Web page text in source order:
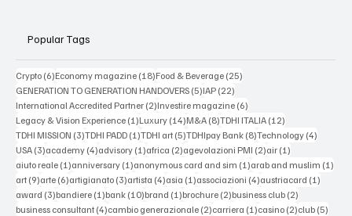
Popular Tags
Crypto (6)6 posts
Economy magazine (18)18 posts
Food & Beverage (25)25 posts
GENERATION TO GENERATION HANDOVERS (5)5 posts
IAP (22)22 posts
International Accredited Partner (2)2 posts
Investire magazine (6)6 posts
Legacy & Vision Experience (1)1 post
Luxury (14)14 posts
M&A (8)8 posts
TDHI ITALIA (12)12 posts
TDHI MISSION (3)3 posts
TDHI PADD (1)1 post
TDHI art (5)5 posts
TDHIpay Bank (8)8 posts
Technology (4)4 posts
USA (3)3 posts
academy (4)4 posts
advisory (1)1 post
africa (2)2 posts
agevolazioni PMI (2)2 posts
air (1)1 post
aiuto reale (1)1 post
anniversary (1)1 post
anonymous card and sim (1)1 post
arab and muslim (1)1
art (9)9 posts
arte (6)6 posts
artigianato (3)3 posts
artista (4)4 posts
asia (1)1 post
associazioni (4)4 posts
austriacard (1)1 post
award (3)3 posts
bandiere (1)1 post
bank (10)10 posts
brand (1)1 post
brochure (2)2 posts
business club (2)2 posts
business consultant (4)4 posts
cambio generazionale (2)2 posts
carriera (1)1 post
casino (2)2 posts
club (5)5